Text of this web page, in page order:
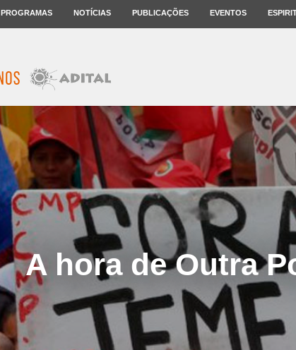
PROGRAMAS NOTÍCIAS PUBLICAÇÕES EVENTOS
A hora de Outra